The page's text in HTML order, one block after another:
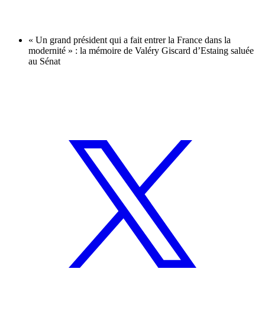
« Un grand président qui a fait entrer la France dans la
modernité » : la mémoire de Valéry Giscard d’Estaing saluée
au Sénat